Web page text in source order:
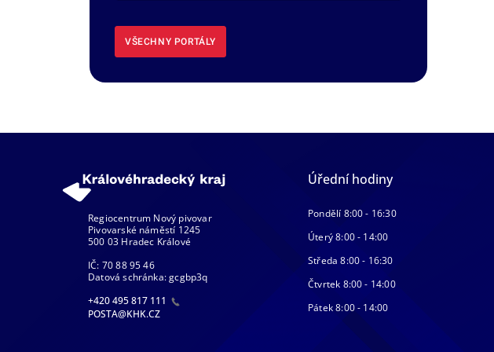
VŠECHNY PORTÁLY
Regiocentrum Nový pivovar
Pivovarské náměstí 1245
500 03 Hradec Králové
IČ: 70 88 95 46
Datová schránka: gcgbp3q
+420 495 817 111
POSTA@KHK.CZ
Úřední hodiny
Pondělí 8:00 - 16:30
Úterý 8:00 - 14:00
Středa 8:00 - 16:30
Čtvrtek 8:00 - 14:00
Pátek 8:00 - 14:00